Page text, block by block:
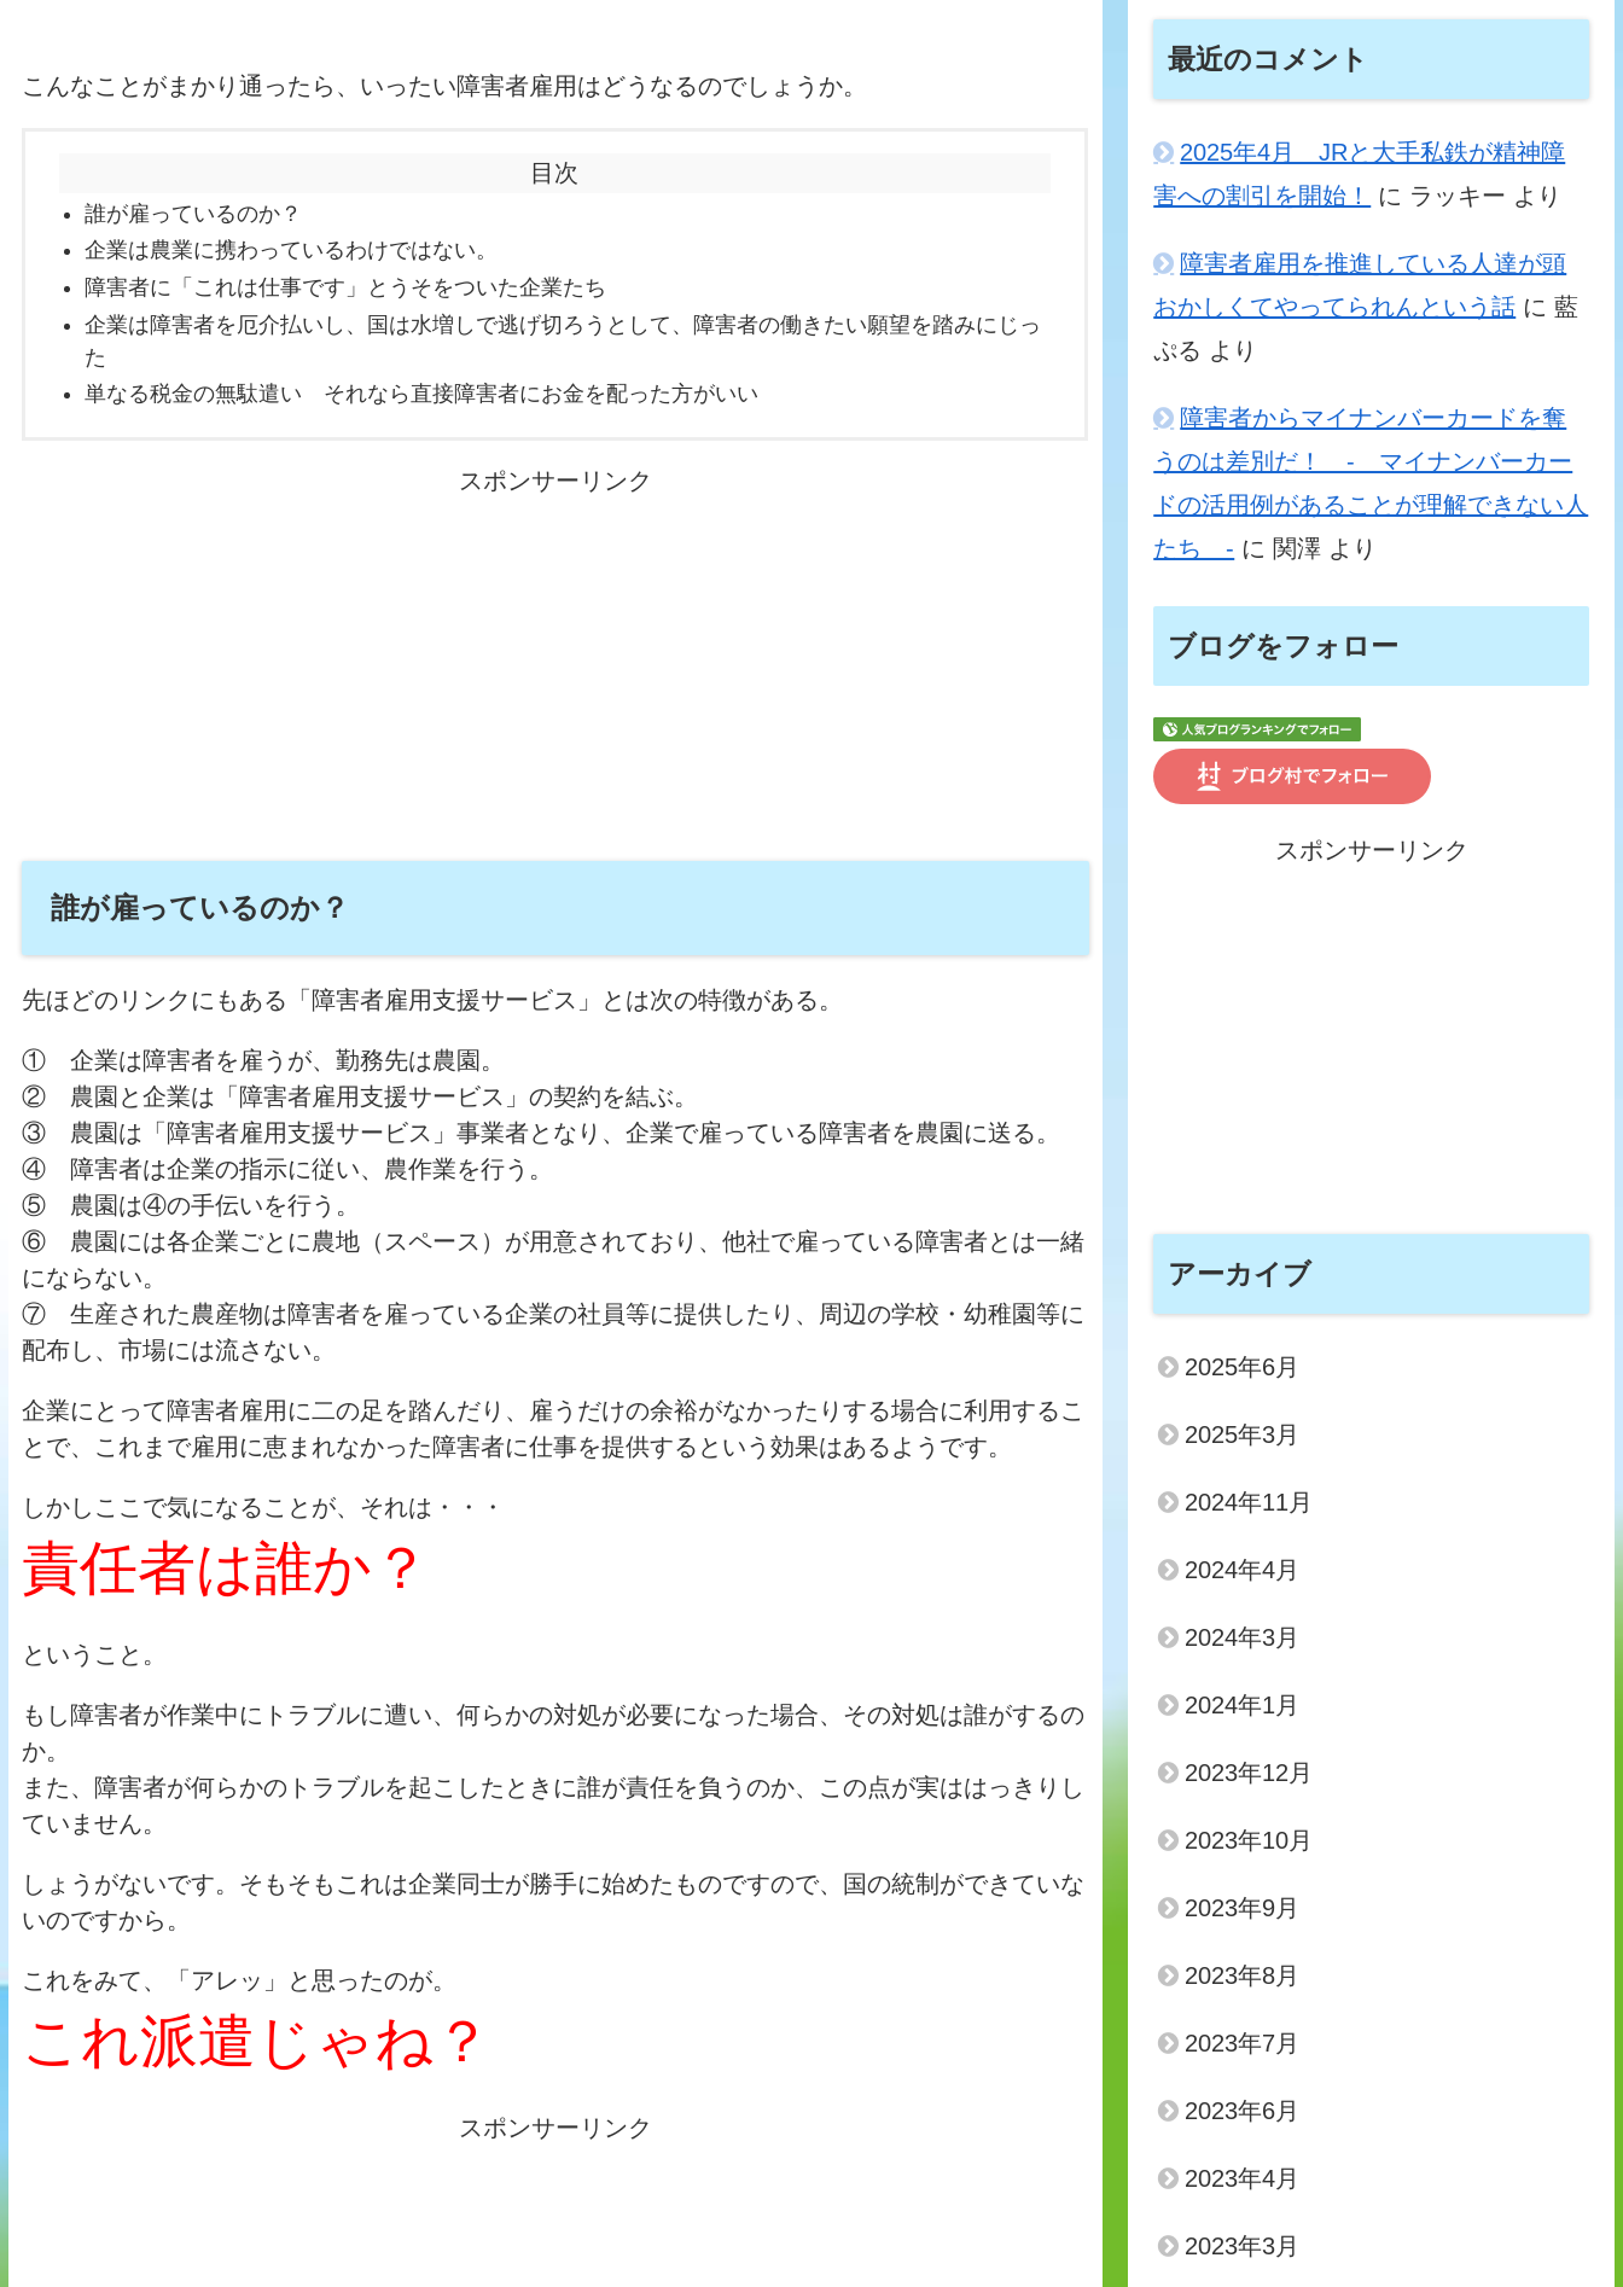
こんなことがまかり通ったら、いったい障害者雇用はどうなるのでしょうか。
目次
誰が雇っているのか？
企業は農業に携わっているわけではない。
障害者に「これは仕事です」とうそをついた企業たち
企業は障害者を厄介払いし、国は水増しで逃げ切ろうとして、障害者の働きたい願望を踏みにじっ
た
単なる税金の無駄遣い それなら直接障害者にお金を配った方がいい
スポンサーリンク
誰が雇っているのか？
先ほどのリンクにもある「障害者雇用支援サービス」とは次の特徴がある。
① 企業は障害者を雇うが、勤務先は農園。
② 農園と企業は「障害者雇用支援サービス」の契約を結ぶ。
③ 農園は「障害者雇用支援サービス」事業者となり、企業で雇っている障害者を農園に送る。
④ 障害者は企業の指示に従い、農作業を行う。
⑤ 農園は④の手伝いを行う。
⑥ 農園には各企業ごとに農地（スペース）が用意されており、他社で雇っている障害者とは一緒
にならない。
⑦ 生産された農産物は障害者を雇っている企業の社員等に提供したり、周辺の学校・幼稚園等に
配布し、市場には流さない。
企業にとって障害者雇用に二の足を踏んだり、雇うだけの余裕がなかったりする場合に利用するこ
とで、これまで雇用に恵まれなかった障害者に仕事を提供するという効果はあるようです。
しかしここで気になることが、それは・・・
責任者は誰か？
ということ。
もし障害者が作業中にトラブルに遭い、何らかの対処が必要になった場合、その対処は誰がするの
か。
また、障害者が何らかのトラブルを起こしたときに誰が責任を負うのか、この点が実ははっきりし
ていません。
しょうがないです。そもそもこれは企業同士が勝手に始めたものですので、国の統制ができていな
いのですから。
これをみて、「アレッ」と思ったのが。
これ派遣じゃね？
スポンサーリンク
最近のコメント
2025年4月 JRと大手私鉄が精神障
害への割引を開始！
に ラッキー より
障害者雇用を推進している人達が頭
おかしくてやってられんという話 に藍
ぷる より
障害者からマイナンバーカードを奪
うのは差別だ！ - マイナンバーカー
ドの活用例があることが理解できない人
たち - に 関澤 より
ブログをフォロー
スポンサーリンク
アーカイブ
2025年6月
2025年3月
2024年11月
2024年4月
2024年3月
2024年1月
2023年12月
2023年10月
2023年9月
2023年8月
2023年7月
2023年6月
2023年4月
2023年3月